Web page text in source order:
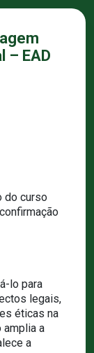
– EAD
do curso
lo para
legais,
éticas na
amplia a
a